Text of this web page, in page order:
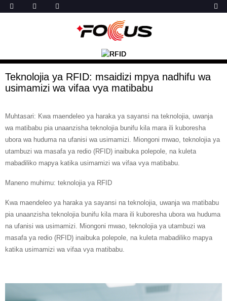
Teknolojia ya RFID: msaidizi mpya nadhifu wa
usimamizi wa vifaa vya matibabu
Muhtasari: Kwa maendeleo ya haraka ya sayansi na teknolojia, uwanja
wa matibabu pia unaanzisha teknolojia bunifu kila mara ili kuboresha
ubora wa huduma na ufanisi wa usimamizi. Miongoni mwao, teknolojia ya
utambuzi wa masafa ya redio (RFID) inaibuka polepole, na kuleta
mabadiliko mapya katika usimamizi wa vifaa vya matibabu.
Maneno muhimu: teknolojia ya RFID
Kwa maendeleo ya haraka ya sayansi na teknolojia, uwanja wa matibabu
pia unaanzisha teknolojia bunifu kila mara ili kuboresha ubora wa huduma
na ufanisi wa usimamizi. Miongoni mwao, teknolojia ya utambuzi wa
masafa ya redio (RFID) inaibuka polepole, na kuleta mabadiliko mapya
katika usimamizi wa vifaa vya matibabu.